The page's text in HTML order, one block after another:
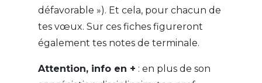
défavorable »). Et cela, pour chacun de
tes vœux. Sur ces fiches figureront
également tes notes de terminale.
Attention, info en + : en plus de son